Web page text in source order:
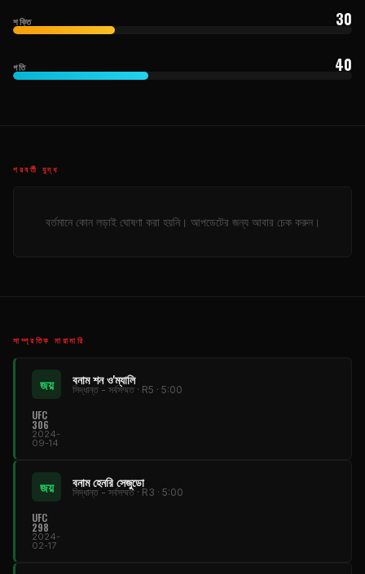
শক্তি 30
গতি 40
পরবর্তী যুদ্ধ
বর্তমানে কোন লড়াই ঘোষণা করা হয়নি। আপডেটের জন্য আবার চেক করুন।
সাম্প্রতিক মারামারি
জয় বনাম শন ও'ম্যালি
সিদ্ধান্ত - সর্বসম্মত · R5 · 5:00
UFC
306
2024-
09-14
জয় বনাম হেনরি সেজুডো
সিদ্ধান্ত - সর্বসম্মত · R3 · 5:00
UFC
298
2024-
02-17